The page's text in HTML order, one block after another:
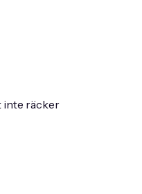
inte räcker